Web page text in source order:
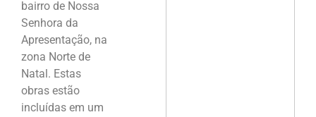
bairro de Nossa
Senhora da
Apresentação, na
zona Norte de
Natal. Estas
obras estão
incluídas em um